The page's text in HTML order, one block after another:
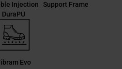
Injection
DuraPU
Support Frame
Evo